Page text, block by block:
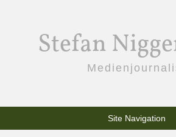
Stefan
Site Navigation